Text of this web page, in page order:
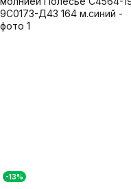
-13%